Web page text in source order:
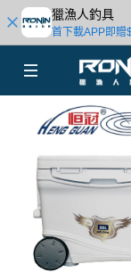
獵漁人釣具
首下載APP即贈